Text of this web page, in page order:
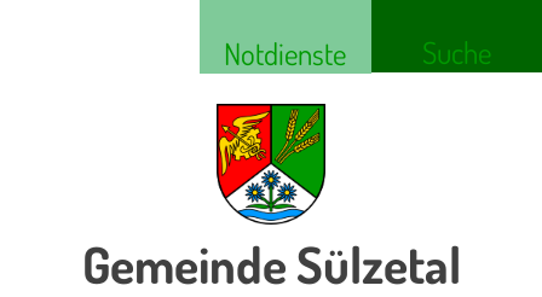
Notdienste Suche
Gemeinde Sülzetal